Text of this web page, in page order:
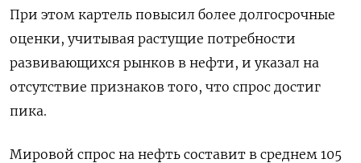
При этом картель повысил более долгосрочные
оценки, учитывая растущие потребности
развивающихся рынков в нефти, и указал на
отсутствие признаков того, что спрос достиг
пика.
Мировой спрос на нефть составит в среднем 105